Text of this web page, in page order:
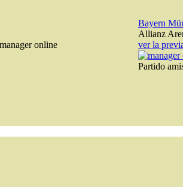
Bayern
Allianz
ver la
Partido